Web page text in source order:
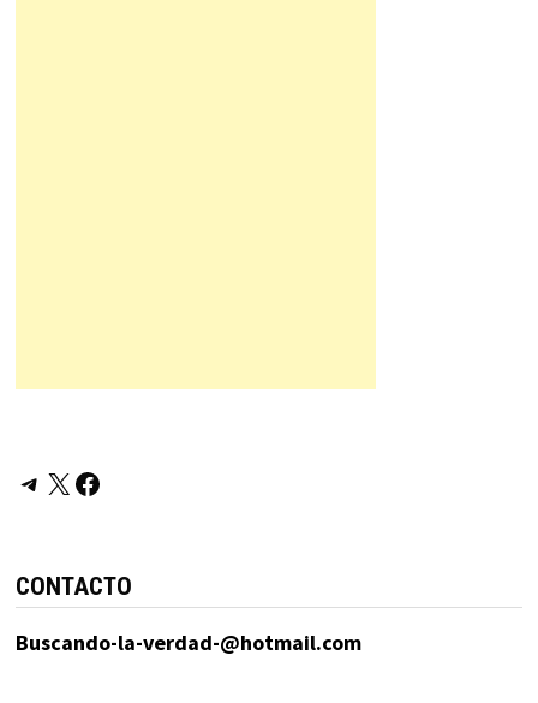
Telegram
X Facebook
CONTACTO
Buscando-la-verdad-@hotmail.com